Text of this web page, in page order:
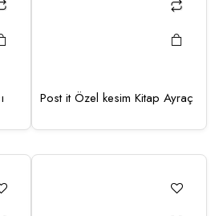
Post it Özel kesim Kitap Ayraç